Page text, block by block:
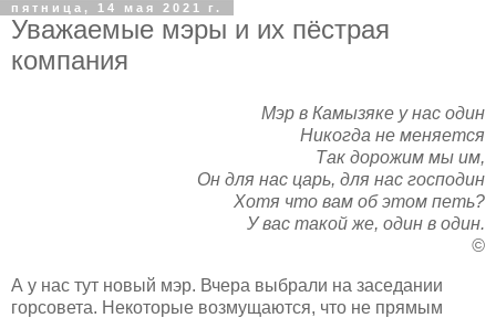
пятница, 14 мая 2021 г.
Уважаемые мэры и их пёстрая
компания
Мэр в Камызяке у нас один
Никогда не меняется
Так дорожим мы им,
Он для нас царь, для нас господин
Хотя что вам об этом петь?
У вас такой же, один в один.
©
А у нас тут новый мэр. Вчера выбрали на заседании
горсовета. Некоторые возмущаются, что не прямым